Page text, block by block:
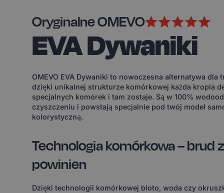
Oryginalne OMEVO
EVA Dywaniki
OMEVO EVA Dywaniki to nowoczesna alternatywa dla
dzięki unikalnej strukturze komórkowej każda kropla
specjalnych komórek i tam zostaje. Są w 100%
czyszczeniu i powstają specjalnie pod twój model
kolorystyczną.
Technologia komórkowa – brud
powinien
Dzięki technologii komórkowej błoto, woda czy